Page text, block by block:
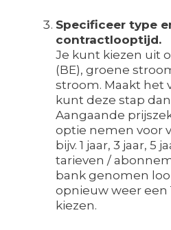
Specificeer type
contractlooptijd.
Je kunt kiezen uit
(BE), groene
stroom. Maakt het
kunt deze stap
Aangaande
optie nemen voor
bijv. 1 jaar, 3 jaar, 5
tarieven /
bank genomen
opnieuw weer een
kiezen.